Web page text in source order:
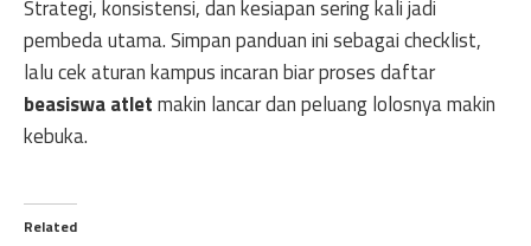
Strategi, konsistensi, dan kesiapan sering kali jadi
pembeda utama. Simpan panduan ini sebagai checklist,
lalu cek aturan kampus incaran biar proses daftar
beasiswa atletmakin lancar dan peluang lolosnya makin
kebuka.
Related